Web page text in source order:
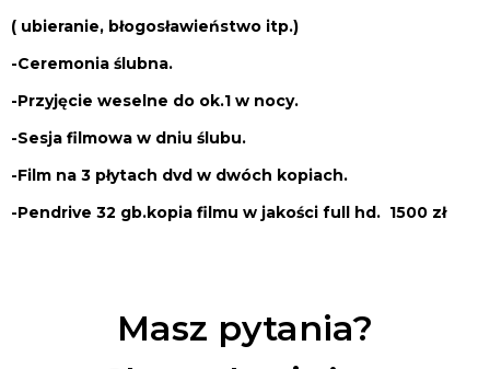
( ubieranie, błogosławieństwo itp.)
-Ceremonia ślubna.
-Przyjęcie weselne do ok.1 w nocy.
-Sesja filmowa w dniu ślubu.
-Film na 3 płytach dvd w dwóch kopiach.
-Pendrive 32 gb.kopia filmu w jakości full hd. 1500 zł
Masz pytania?